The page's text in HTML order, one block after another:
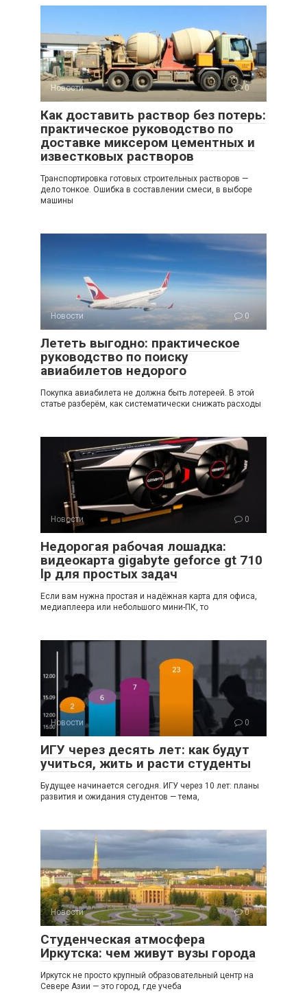
Новости 0
Как доставить раствор без потерь:
практическое руководство по
доставке миксером цементных и
известковых растворов
Транспортировка готовых строительных растворов —
дело тонкое. Ошибка в составлении смеси, в выборе
машины
Новости 0
Лететь выгодно: практическое
руководство по поиску
авиабилетов недорого
Покупка авиабилета не должна быть лотереей. В этой
статье разберём, как систематически снижать расходы
Новости 0
Недорогая рабочая лошадка:
видеокарта gigabyte geforce gt 710
lp для простых задач
Если вам нужна простая и надёжная карта для офиса,
медиаплеера или небольшого мини-ПК, то
Новости 0
ИГУ через десять лет: как будут
учиться, жить и расти студенты
Будущее начинается сегодня. ИГУ через 10 лет: планы
развития и ожидания студентов — тема,
Новости 0
Студенческая атмосфера
Иркутска: чем живут вузы города
Иркутск не просто крупный образовательный центр на
Севере Азии — это город, где учеба